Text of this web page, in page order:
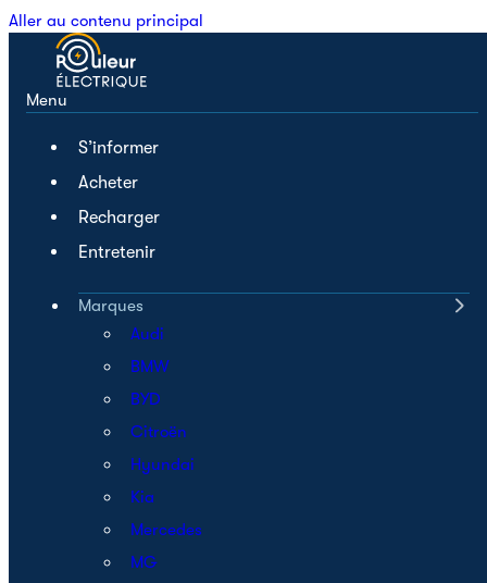
Aller au contenu principal
Menu
S’informer
Acheter
Recharger
Entretenir
Marques
Audi
BMW
BYD
Citroën
Hyundai
Kia
Mercedes
MG